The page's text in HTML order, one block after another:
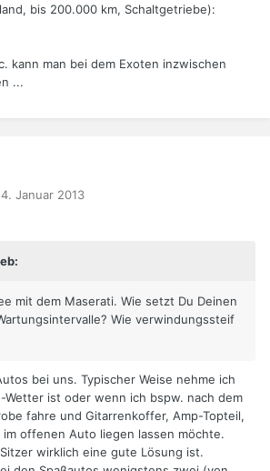
bis 200.000 km, Schaltgetriebe):
kann man bei dem Exoten inzwischen
...
4. Januar 2013
mit dem Maserati. Wie setzt Du Deinen
Wie verwindungssteif
bei uns. Typischer Weise nehme ich
Wetter ist oder wenn ich bspw. nach dem
fahre und Gitarrenkoffer, Amp-Topteil,
offenen Auto liegen lassen möchte.
wirklich eine gute Lösung ist.